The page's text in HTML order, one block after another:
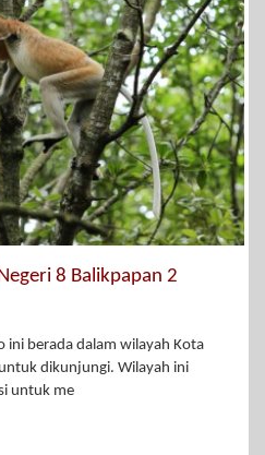
8 Balikpapan 2
berada dalam wilayah Kota
dikunjungi. Wilayah ini
untuk me